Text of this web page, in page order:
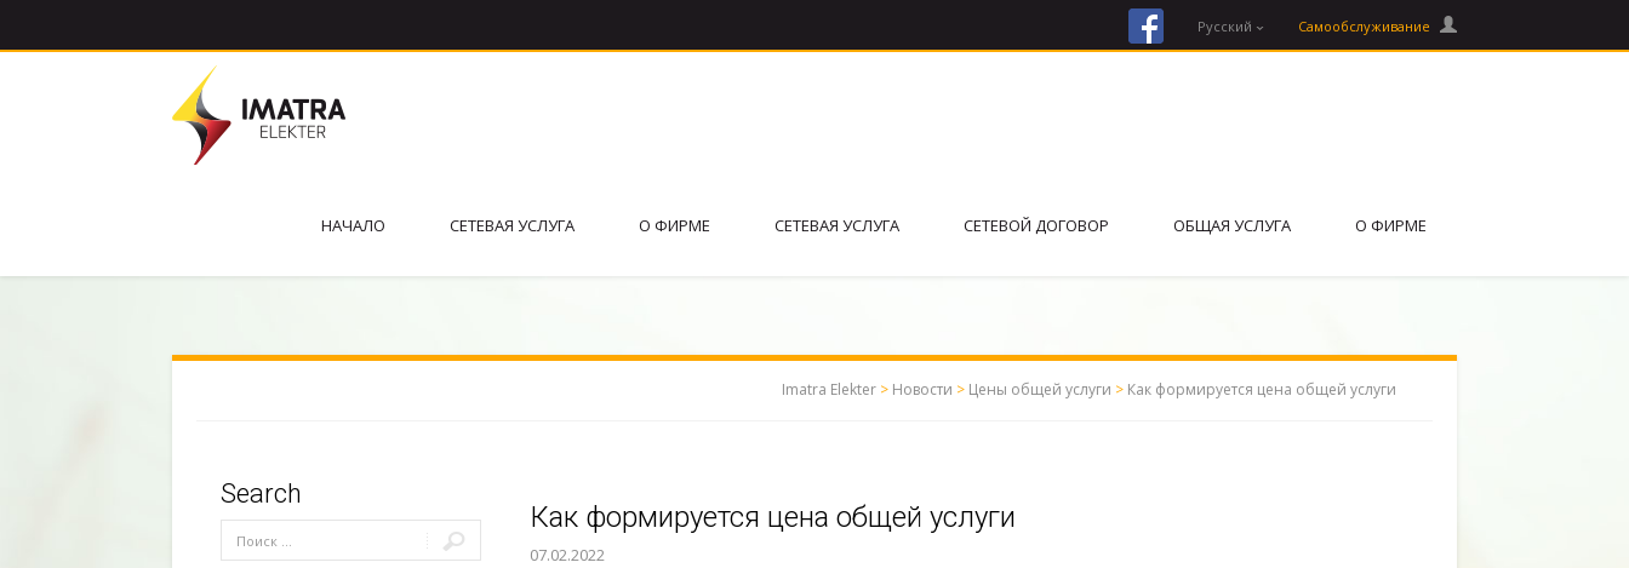
facebook Русский Cамообслуживание
НАЧАЛО СЕТЕВАЯ УСЛУГА О ФИРМЕ СЕТЕВАЯ УСЛУГА СЕТЕВОЙ ДОГОВОР ОБЩАЯ УСЛУГА О ФИРМЕ
Imatra Elekter > Новости > Цены общей услуги > Как формируется цена общей услуги
Search
Как формируется цена общей услуги
07.02.2022